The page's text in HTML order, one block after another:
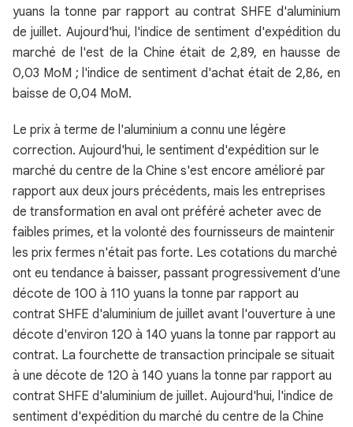
yuans la tonne par rapport au contrat SHFE d'aluminium
de juillet. Aujourd'hui, l'indice de sentiment d'expédition du
marché de l'est de la Chine était de 2,89, en hausse de
0,03 MoM ; l'indice de sentiment d'achat était de 2,86, en
baisse de 0,04 MoM.
Le prix à terme de l'aluminium a connu une légère
correction. Aujourd'hui, le sentiment d'expédition sur le
marché du centre de la Chine s'est encore amélioré par
rapport aux deux jours précédents, mais les entreprises
de transformation en aval ont préféré acheter avec de
faibles primes, et la volonté des fournisseurs de maintenir
les prix fermes n'était pas forte. Les cotations du marché
ont eu tendance à baisser, passant progressivement d'une
décote de 100 à 110 yuans la tonne par rapport au
contrat SHFE d'aluminium de juillet avant l'ouverture à une
décote d'environ 120 à 140 yuans la tonne par rapport au
contrat. La fourchette de transaction principale se situait
à une décote de 120 à 140 yuans la tonne par rapport au
contrat SHFE d'aluminium de juillet. Aujourd'hui, l'indice de
sentiment d'expédition du marché du centre de la Chine